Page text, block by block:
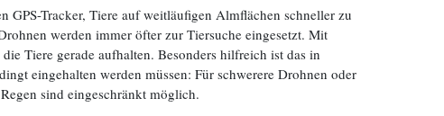
Tracker, Tiere auf weitläufigen Almflächen schneller zu
werden immer öfter zur Tiersuche eingesetzt. Mit
Tiere gerade aufhalten. Besonders hilfreich ist das in
eingehalten werden müssen: Für schwerere Drohnen oder
sind eingeschränkt möglich.